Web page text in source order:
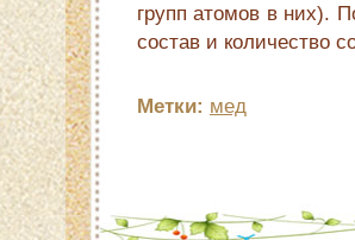
групп атомов в них).
состав и количество
Метки: мед